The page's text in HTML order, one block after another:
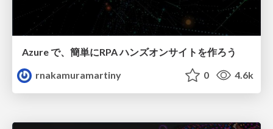
Azure で、簡単にRPA ハンズオンサイトを作ろう
rnakamuramartiny
0 4.6k